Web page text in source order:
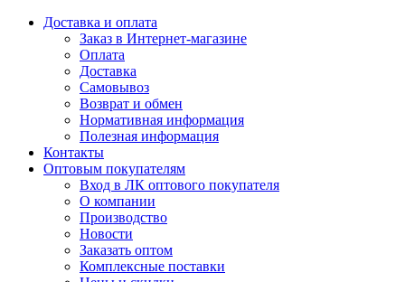
Доставка и оплата
Заказ в Интернет-магазине
Оплата
Доставка
Самовывоз
Возврат и обмен
Нормативная информация
Полезная информация
Контакты
Оптовым покупателям
Вход в ЛК оптового покупателя
О компании
Производство
Новости
Заказать оптом
Комплексные поставки